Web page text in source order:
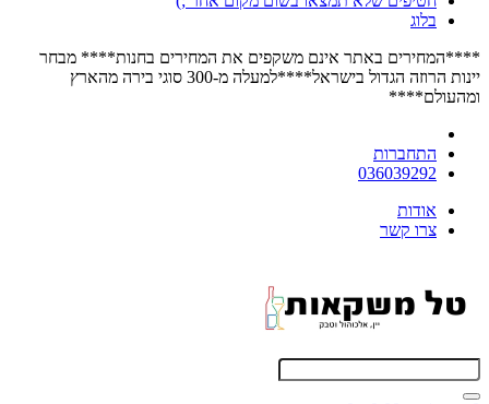
בלוג
****המחירים באתר אינם משקפים את המחירים בחנות**** מבחר
יינות הרוזה הגדול בישראל****למעלה מ-300 סוגי בירה מהארץ
ומהעולם****
התחברות
036039292
אודות
צרו קשר